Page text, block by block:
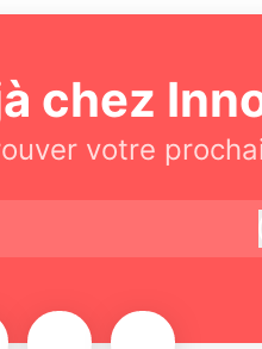
chez
votre